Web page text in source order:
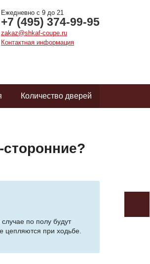
Ежедневно с 9 до 21
+7 (495) 374-99-95
zakaz@shkaf-coupe.ru
Контактная информация
Количество дверей
по полу будут
цепляются при ходьбе.